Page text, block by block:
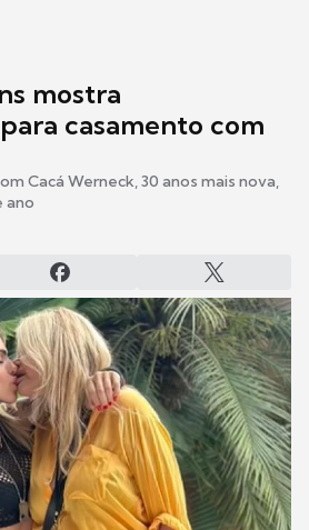
mostra
casamento com
Cacá Werneck, 30 anos mais nova,
ano